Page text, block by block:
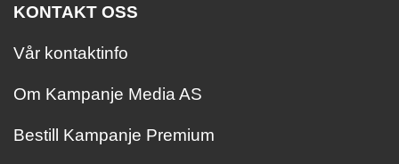
KONTAKT OSS
Vår kontaktinfo
Om Kampanje Media AS
Bestill Kampanje Premium